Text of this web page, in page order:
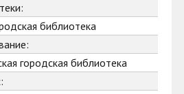
библиотека
городская библиотека